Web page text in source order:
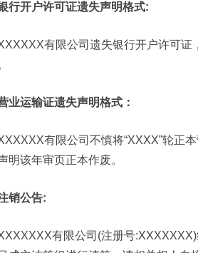
行开户许可证遗失声明格式:
有限公司遗失银行开户许可
业运输证遗失声明格式：
有限公司不慎将“XXXX”轮正
明该年审页正本作废。
销公告:
有限公司(注册号